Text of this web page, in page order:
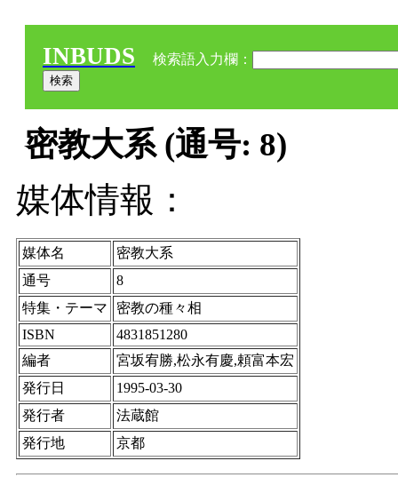
INBUDS 検索語入力欄：
密教大系 (通号: 8)
媒体情報：
媒体名
密教大系
通号
8
特集・テーマ
密教の種々相
ISBN
4831851280
編者
宮坂宥勝,松永有慶,頼富本宏
発行日
1995-03-30
発行者
法蔵館
発行地
京都